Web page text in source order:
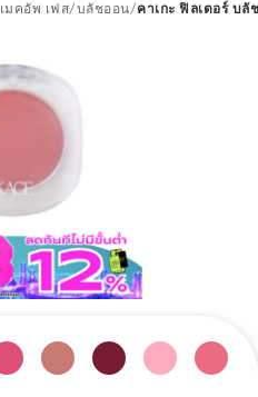
เมคอัพ เฟส/บลัชออน/คาเกะ ฟิลเตอร์ บ